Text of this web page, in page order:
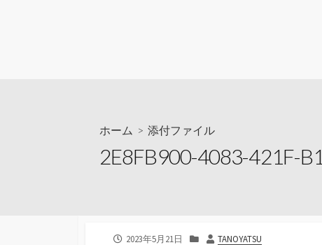
ホーム > 添付ファイル
2E8FB900-4083-421F-
公
2023年5月21日
カ
投
TANOYATSU